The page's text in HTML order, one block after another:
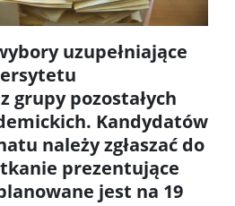
uzupełniające
grupy pozostałych
Kandydatów
należy zgłaszać do
prezentujące
jest na 19